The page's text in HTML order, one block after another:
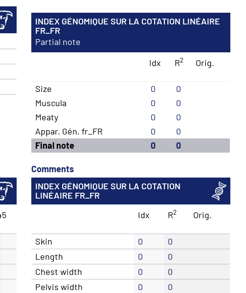
INDEX GÉNOMIQUE SUR LA COTATION LINÉAIRE
FR_FR
Partial note
Idx
R2 Orig.
Size 0
0
Muscula
0
0
Meaty
0
0
Appar. Gén. fr_FR
0
0
Final note
0 0
Comments
INDEX GÉNOMIQUE SUR LA COTATION
LINÉAIRE FR_FR
Idx
R2 Orig.
Skin 0
0
Length
0
0
Chest width
0
0
Pelvis width
0
0